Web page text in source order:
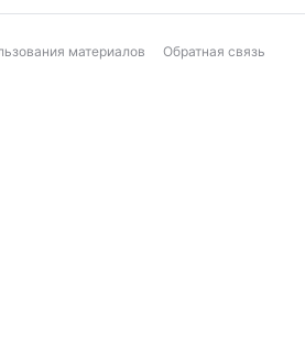
материалов Обратная связь